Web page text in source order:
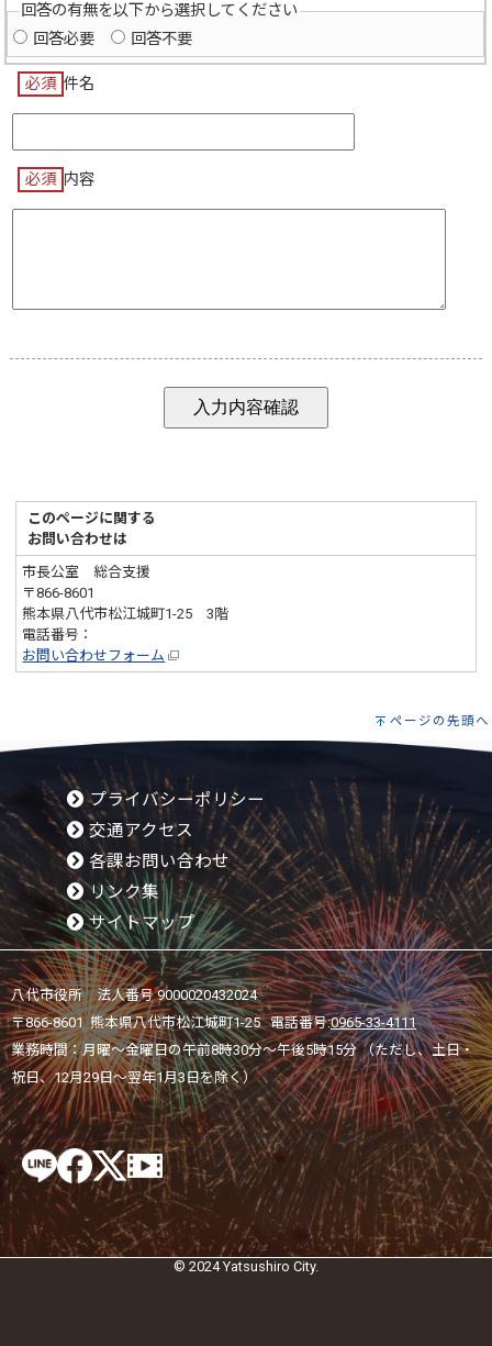
回答の有無を以下から選択してください
回答必要
回答不要
必須 件名
必須 内容
このページに関する
お問い合わせは
市長公室 総合支援
〒866-8601
熊本県八代市松江城町1-25 3階
電話番号：
お問い合わせフォーム
ページの先頭へ
プライバシーポリシー
交通アクセス
各課お問い合わせ
リンク集
サイトマップ
八代市役所 法人番号 9000020432024
〒866-8601 熊本県八代市松江城町1-25 電話番号:0965-33-4111
業務時間：月曜～金曜日の午前8時30分～午後5時15分 （ただし、土日・
祝日、12月29日～翌年1月3日を除く）
© 2024 Yatsushiro City.